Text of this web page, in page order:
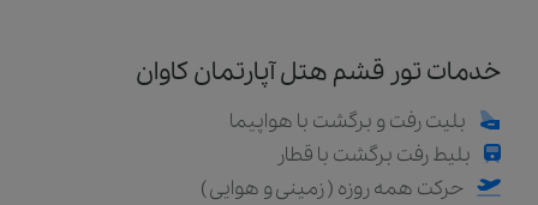
خدمات تور قشم هتل آپارتمان کاوان
بلیت رفت و برگشت با هواپیما
بلیط رفت برگشت با قطار
حرکت همه روزه ( زمینی و هوایی )